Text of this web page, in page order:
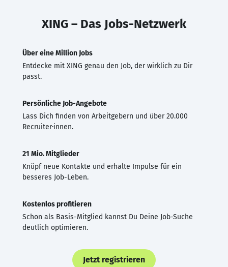
XING – Das Jobs-Netzwerk
Über eine Million Jobs
Entdecke mit XING genau den Job, der wirklich zu Dir
passt.
Persönliche Job-Angebote
Lass Dich finden von Arbeitgebern und über 20.000
Recruiter·innen.
21 Mio. Mitglieder
Knüpf neue Kontakte und erhalte Impulse für ein
besseres Job-Leben.
Kostenlos profitieren
Schon als Basis-Mitglied kannst Du Deine Job-Suche
deutlich optimieren.
Jetzt registrieren